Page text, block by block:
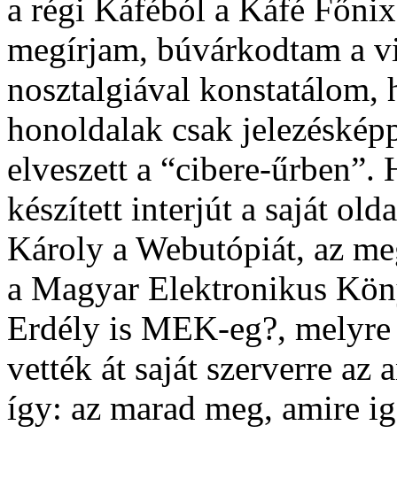
a régi Káféból a Káfé
megírjam, búvárkodtam a
nosztalgiával konstatálom,
honoldalak csak
elveszett a “cibere-űrben”.
készített interjút a saját
Károly a Webutópiát, az
a Magyar Elektronikus
Erdély is MEK-eg?,
vették át saját szerverre az
így: az marad meg, amire